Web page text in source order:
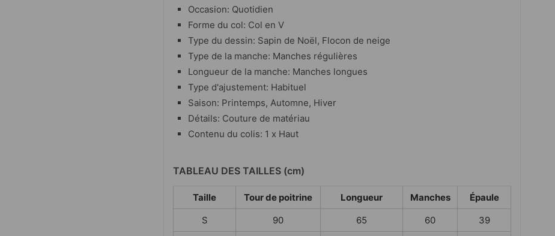
Occasion: Quotidien
Forme du col: Col en V
Type du dessin: Sapin de Noël, Flocon de neige
Type de la manche: Manches régulières
Longueur de la manche: Manches longues
Type d'ajustement: Habituel
Saison: Printemps, Automne, Hiver
Détails: Couture de matériau
Contenu du colis: 1 x Haut
TABLEAU DES TAILLES (cm)
Taille Tour de poitrine Longueur Manches
Épaule
S
90 65 60
39